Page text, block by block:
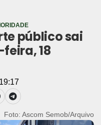
público sai
18
Foto: Ascom Semob/Arquivo